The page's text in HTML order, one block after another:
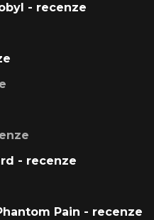
- recenze
- recenze
Pain - recenze